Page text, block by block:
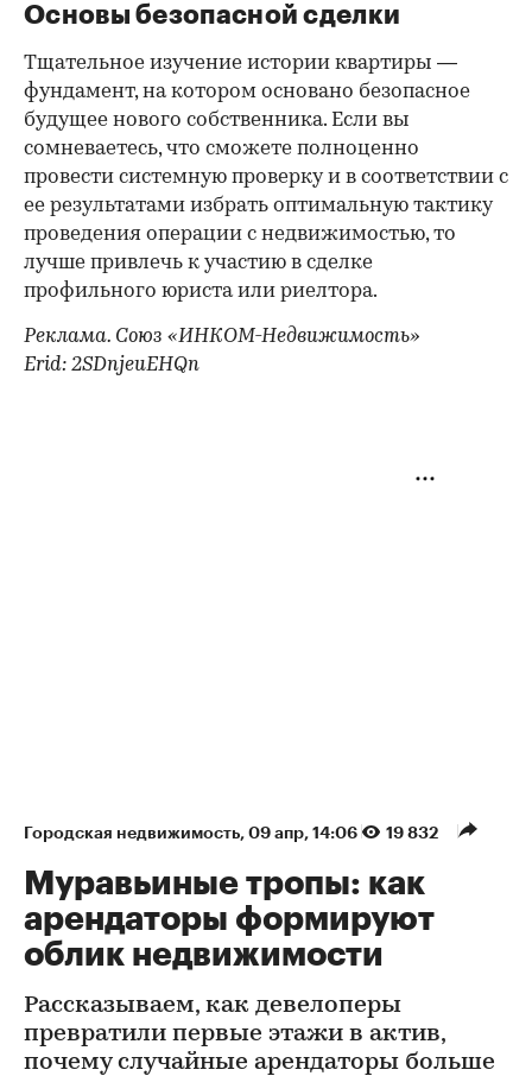
Основы безопасной сделки
Тщательное изучение истории квартиры —
фундамент, на котором основано безопасное
будущее нового собственника. Если вы
сомневаетесь, что сможете полноценно
провести системную проверку и в соответствии с
ее результатами избрать оптимальную тактику
проведения операции с недвижимостью, то
лучше привлечь к участию в сделке
профильного юриста или риелтора.
Реклама. Союз «ИНКОМ-Недвижимость»
Erid: 2SDnjeuEHQn
Городская недвижимость 09 апр, 14:06 19 832
Муравьиные тропы: как
арендаторы формируют
облик недвижимости
Рассказываем, как девелоперы
превратили первые этажи в актив,
почему случайные арендаторы больше